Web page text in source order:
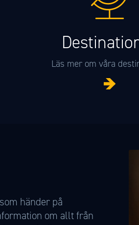
Läs mer om våra
händer på
om allt från